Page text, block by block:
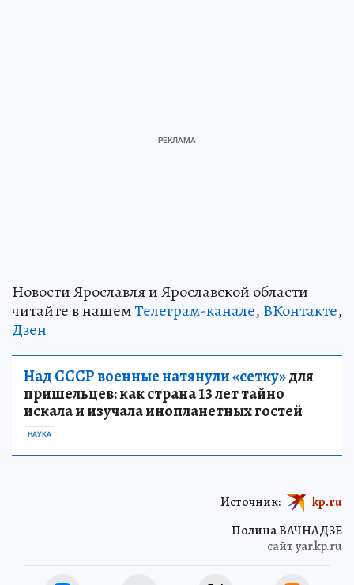
Новости Ярославля и Ярославской области
читайте в нашемТелеграм-канале, ВКонтакте,
Дзен
Над СССР военные натянули «сетку»для
пришельцев: как страна 13 лет тайно
искала и изучала инопланетных гостей
НАУКА
Полина ВАЧНАДЗЕ
сайт yar.kp.ru
Источник: kp.ru